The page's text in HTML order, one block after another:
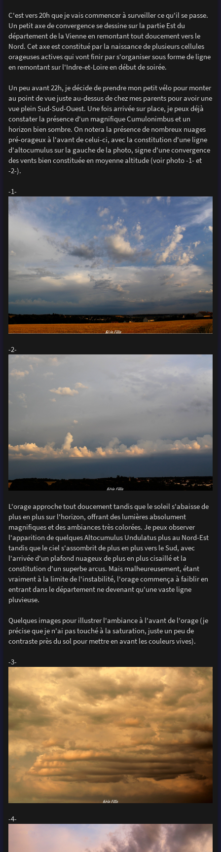
C'est vers 20h que je vais commencer à surveiller ce qu'il se passe.
Un petit axe de convergence se dessine sur la partie Est du
département de la Vienne en remontant tout doucement vers le
Nord. Cet axe est constitué par la naissance de plusieurs cellules
orageuses actives qui vont finir par s'organiser sous forme de ligne
en remontant sur l'Indre-et-Loire en début de soirée.
Un peu avant 22h, je décide de prendre mon petit vélo pour monter
au point de vue juste au-dessus de chez mes parents pour avoir une
vue plein Sud-Sud-Ouest. Une fois arrivée sur place, je peux déjà
constater la présence d'un magnifique Cumulonimbus et un
horizon bien sombre. On notera la présence de nombreux nuages
pré-orageux à l'avant de celui-ci, avec la constitution d'une ligne
d'altocumulus sur la gauche de la photo, signe d'une convergence
des vents bien constituée en moyenne altitude (voir photo -1- et
-2-).
-1-
-2-
L'orage approche tout doucement tandis que le soleil s'abaisse de
plus en plus sur l'horizon, offrant des lumières absolument
magnifiques et des ambiances très colorées. Je peux observer
l'apparition de quelques Altocumulus Undulatus plus au Nord-Est
tandis que le ciel s'assombrit de plus en plus vers le Sud, avec
l'arrivée d'un plafond nuageux de plus en plus cisaillé et la
constitution d'un superbe arcus. Mais malheureusement, étant
vraiment à la limite de l'instabilité, l'orage commença à faiblir en
entrant dans le département ne devenant qu'une vaste ligne
pluvieuse.
Quelques images pour illustrer l'ambiance à l'avant de l'orage (je
précise que je n'ai pas touché à la saturation, juste un peu de
contraste près du sol pour mettre en avant les couleurs vives).
-3-
-4-